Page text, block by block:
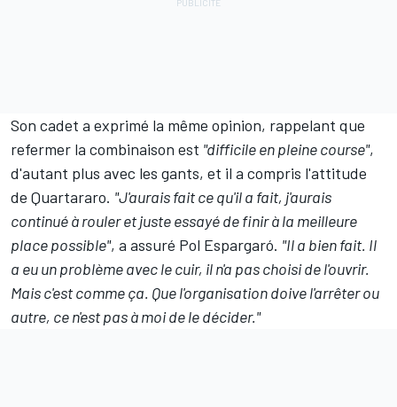
Son cadet a exprimé la même opinion, rappelant que
refermer la combinaison est "difficile en pleine course",
d'autant plus avec les gants, et il a compris l'attitude
de Quartararo. "J'aurais fait ce qu'il a fait, j'aurais
continué à rouler et juste essayé de finir à la meilleure
place possible", a assuré Pol Espargaró. "Il a bien fait. Il
a eu un problème avec le cuir, il n'a pas choisi de l'ouvrir.
Mais c'est comme ça. Que l'organisation doive l'arrêter ou
autre, ce n'est pas à moi de le décider."